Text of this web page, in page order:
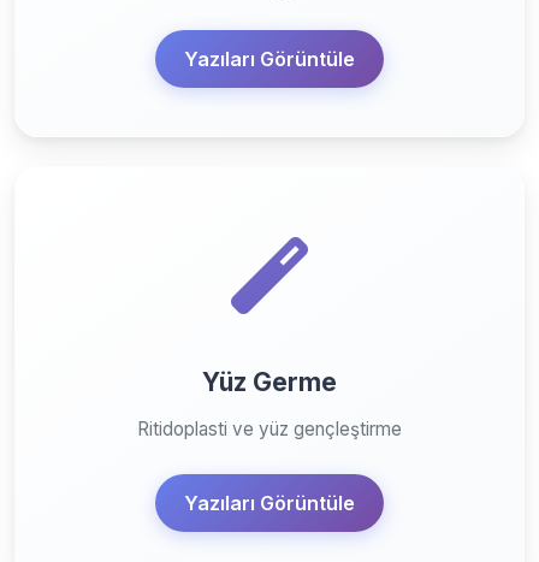
Yazıları Görüntüle
Yüz Germe
Ritidoplasti ve yüz gençleştirme
Yazıları Görüntüle